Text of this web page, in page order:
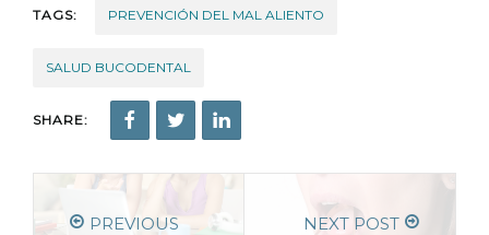
TAGS: PREVENCIÓN DEL MAL ALIENTO
SALUD BUCODENTAL
SHARE:
PREVIOUS
NEXT POST